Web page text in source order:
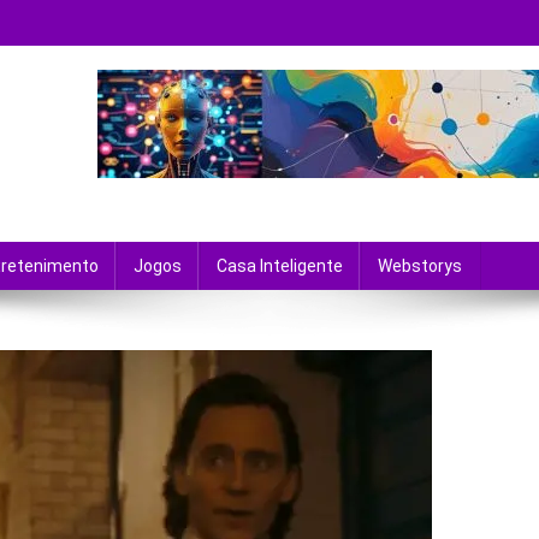
Jogos Casa Inteligente Webstorys